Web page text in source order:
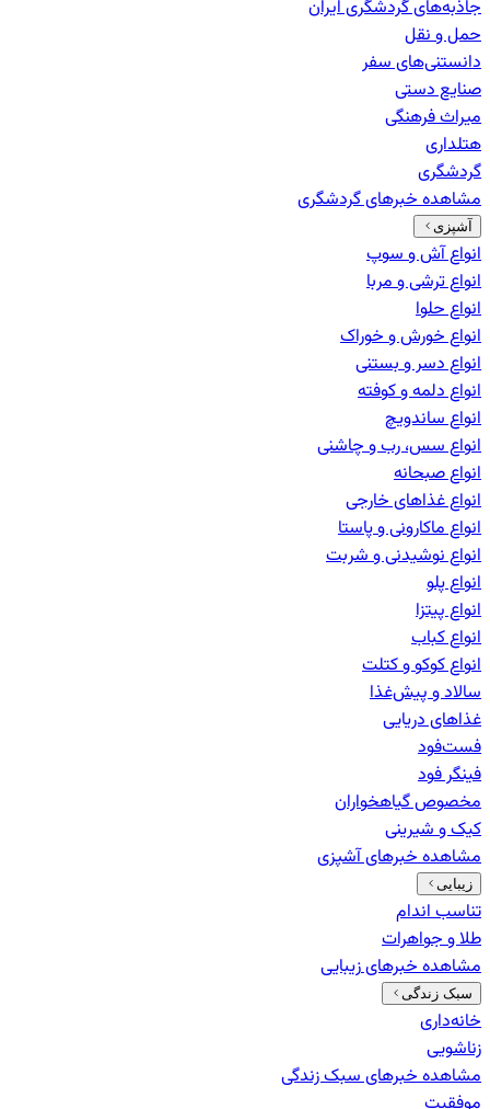
جاذبه‌های گردشگری ایران
حمل و نقل
دانستنی‌های سفر
صنایع دستی
میراث فرهنگی
هتلداری
گردشگری
مشاهده خبرهایگردشگری
آشپزی
انواع آش و سوپ
انواع ترشی و مربا
انواع حلوا
انواع خورش و خوراک
انواع دسر و بستنی
انواع دلمه و کوفته
انواع ساندویچ
انواع سس، رب و چاشنی
انواع صبحانه
انواع غذاهای خارجی
انواع ماکارونی و پاستا
انواع نوشیدنی و شربت
انواع پلو
انواع پیتزا
انواع کباب
انواع کوکو و کتلت
سالاد و پیش‌غذا
غذاهای دریایی
فست‌فود
فینگر فود
مخصوص گیاهخواران
کیک و شیرینی
مشاهده خبرهایآشپزی
زیبایی
تناسب اندام
طلا و جواهرات
مشاهده خبرهایزیبایی
سبک زندگی
خانه‌داری
زناشویی
مشاهده خبرهایسبک زندگی